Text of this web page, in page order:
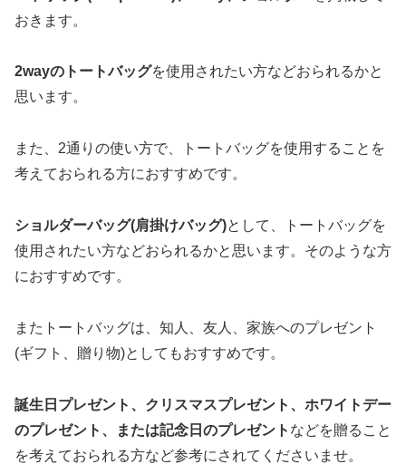
おきます。
2wayのトートバッグを使用されたい方などおられるかと
思います。
また、2通りの使い方で、トートバッグを使用することを
考えておられる方におすすめです。
ショルダーバッグ(肩掛けバッグ)として、トートバッグを
使用されたい方などおられるかと思います。そのような方
におすすめです。
またトートバッグは、知人、友人、家族へのプレゼント
(ギフト、贈り物)としてもおすすめです。
誕生日プレゼント、クリスマスプレゼント、ホワイトデー
のプレゼント、または記念日のプレゼント などを贈ること
を考えておられる方など参考にされてくださいませ。